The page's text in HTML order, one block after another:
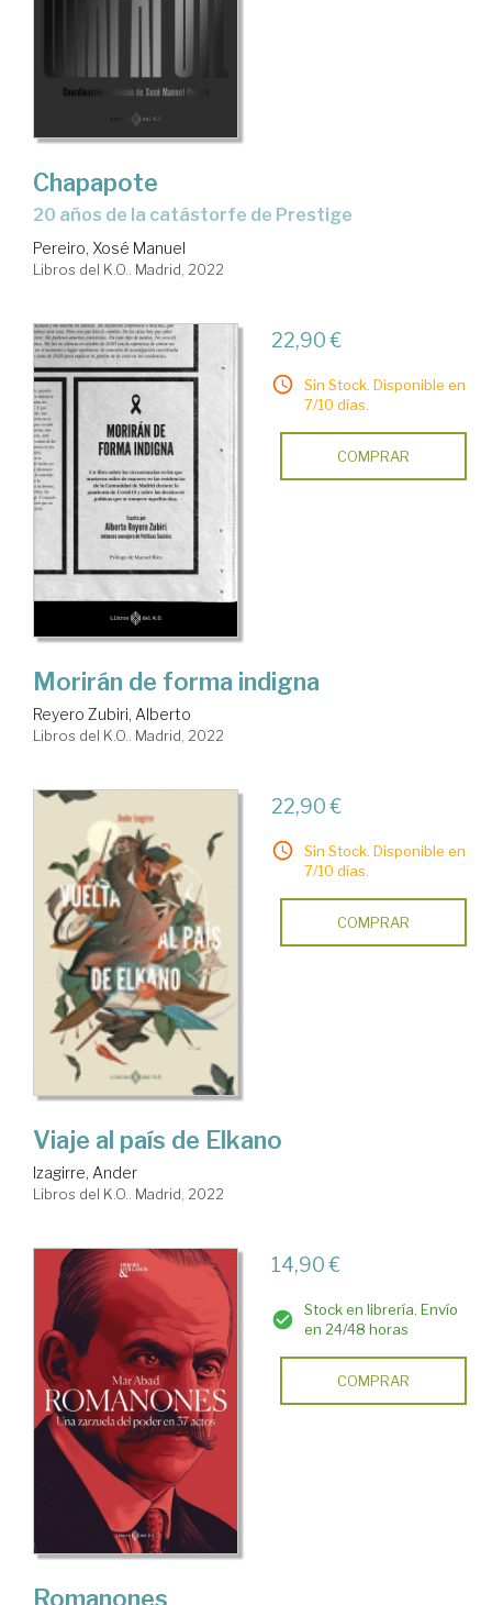
Chapapote
20 años de la catástorfe de Prestige
Pereiro, Xosé Manuel
Libros del K.O.. Madrid, 2022
22,90 €
Sin Stock. Disponible en
7/10 días.
COMPRAR
Morirán de forma indigna
Reyero Zubiri, Alberto
Libros del K.O.. Madrid, 2022
22,90 €
Sin Stock. Disponible en
7/10 días.
COMPRAR
Viaje al país de Elkano
Izagirre, Ander
Libros del K.O.. Madrid, 2022
14,90 €
Stock en librería. Envío
en 24/48 horas
COMPRAR
Romanones